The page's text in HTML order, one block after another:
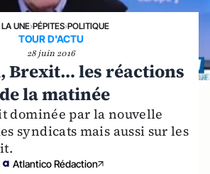
UNE›PÉPITES›POLITIQUE
TOUR D'ACTU
28 juin 2016
Brexit… les réactions
la matinée
dominée par la nouvelle
syndicats mais aussi sur les
Atlantico Rédaction